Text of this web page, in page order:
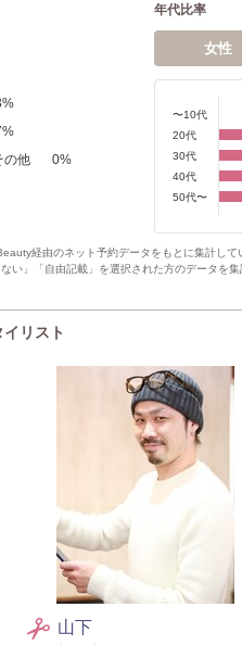
%
%
の他
0%
年代比率
女性
〜10代
20代
30代
40代
50代〜
経由のネット予約データをもとに集計して
」「自由記載」を選択された方のデータを集
リスト
山下